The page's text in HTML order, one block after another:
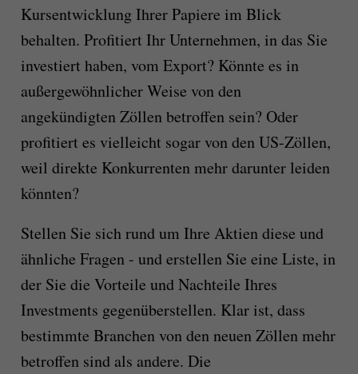
Kursentwicklung Ihrer Papiere im Blick
behalten. Profitiert Ihr Unternehmen, in das Sie
investiert haben, vom Export? Könnte es in
außergewöhnlicher Weise von den
angekündigten Zöllen betroffen sein? Oder
profitiert es vielleicht sogar von den US-Zöllen,
weil direkte Konkurrenten mehr darunter leiden
könnten?
Stellen Sie sich rund um Ihre Aktien diese und
ähnliche Fragen - und erstellen Sie eine Liste, in
der Sie die Vorteile und Nachteile Ihres
Investments gegenüberstellen. Klar ist, dass
bestimmte Branchen von den neuen Zöllen mehr
betroffen sind als andere. Die